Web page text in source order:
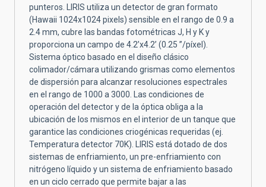
punteros. LIRIS utiliza un detector de gran formato
(Hawaii 1024x1024 pixels) sensible en el rango de 0.9 a
2.4 mm, cubre las bandas fotométricas J, H y K y
proporciona un campo de 4.2’x4.2’ (0.25 ”/píxel).
Sistema óptico basado en el diseño clásico
colimador/cámara utilizando grismas como elementos
de dispersión para alcanzar resoluciones espectrales
en el rango de 1000 a 3000. Las condiciones de
operación del detector y de la óptica obliga a la
ubicación de los mismos en el interior de un tanque que
garantice las condiciones criogénicas requeridas (ej.
Temperatura detector 70K). LIRIS está dotado de dos
sistemas de enfriamiento, un pre-enfriamiento con
nitrógeno líquido y un sistema de enfriamiento basado
en un ciclo cerrado que permite bajar a las